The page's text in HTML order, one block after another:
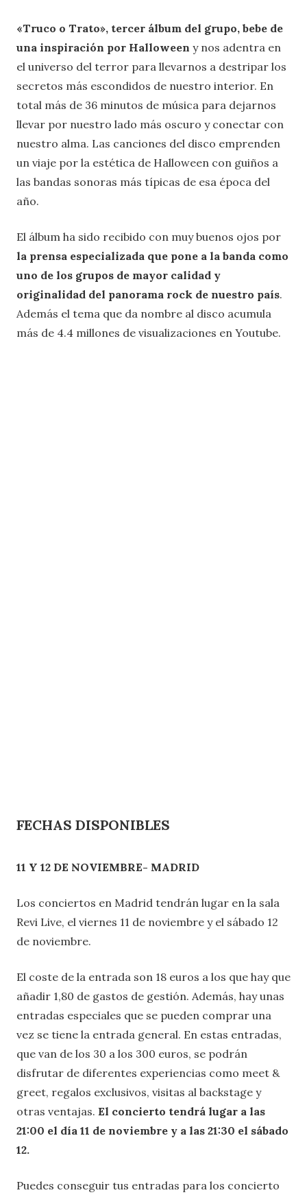
«Truco o Trato», tercer álbum del grupo, bebe de
una inspiración por Halloween y nos adentra en
el universo del terror para llevarnos a destripar los
secretos más escondidos de nuestro interior. En
total más de 36 minutos de música para dejarnos
llevar por nuestro lado más oscuro y conectar con
nuestro alma. Las canciones del disco emprenden
un viaje por la estética de Halloween con guiños a
las bandas sonoras más típicas de esa época del
año.
El álbum ha sido recibido con muy buenos ojos por
la prensa especializada que pone a la banda como
uno de los grupos de mayor calidad y
originalidad del panorama rock de nuestro país.
Además el tema que da nombre al disco acumula
más de 4.4 millones de visualizaciones en Youtube.
FECHAS DISPONIBLES
11 Y 12 DE NOVIEMBRE- MADRID
Los conciertos en Madrid tendrán lugar en la sala
Revi Live, el viernes 11 de noviembre y el sábado 12
de noviembre.
El coste de la entrada son 18 euros a los que hay que
añadir 1,80 de gastos de gestión. Además, hay unas
entradas especiales que se pueden comprar una
vez se tiene la entrada general. En estas entradas,
que van de los 30 a los 300 euros, se podrán
disfrutar de diferentes experiencias como meet &
greet, regalos exclusivos, visitas al backstage y
otras ventajas. El concierto tendrá lugar a las
21:00 el día 11 de noviembre y a las 21:30 el sábado
12.
Puedes conseguir tus entradas para los concierto